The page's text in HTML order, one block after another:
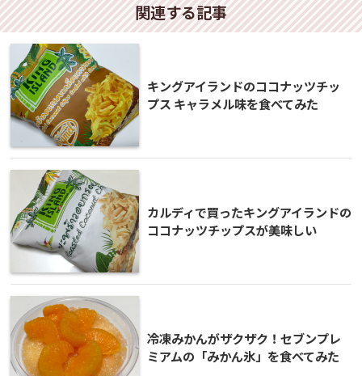
関連する記事
キングアイランドのココナッツチッ
プス キャラメル味を食べてみた
カルディで買ったキングアイランドの
ココナッツチップスが美味しい
冷凍みかんがザクザク！セブンプレ
ミアムの「みかん氷」を食べてみた